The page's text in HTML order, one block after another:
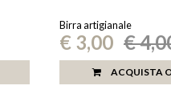
Birra artigianale
€ 3,00
Prezzo
listino
€
ACQUISTA